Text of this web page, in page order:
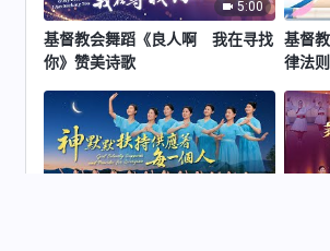
5:00
基督教会舞蹈《良人啊 我在寻找
你》赞美诗歌
基督
律法